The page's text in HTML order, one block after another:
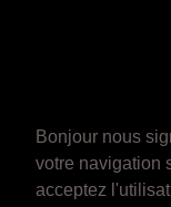
Bonjour nous
votre navigation
acceptez